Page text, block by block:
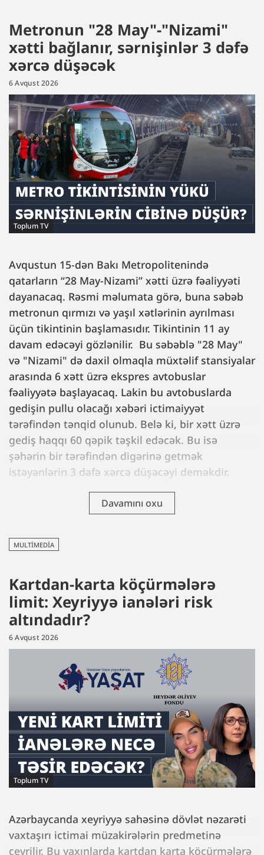
Metronun "28 May"-"Nizami"
xətti bağlanır, sərnişinlər 3 dəfə
xərcə düşəcək
6 Avqust 2026
Toplum TV
Avqustun 15-dən Bakı Metropolitenində
qatarların “28 May-Nizami” xətti üzrə fəaliyyəti
dayanacaq. Rəsmi məlumata görə, buna səbəb
metronun qırmızı və yaşıl xətlərinin ayrılması
üçün tikintinin başlamasıdır. Tikintinin 11 ay
davam edəcəyi gözlənilir. Bu səbəblə "28 May"
və "Nizami" də daxil olmaqla müxtəlif stansiyalar
arasında 6 xətt üzrə ekspres avtobuslar
fəaliyyətə başlayacaq. Lakin bu avtobuslarda
gedişin pullu olacağı xəbəri ictimaiyyət
tərəfindən tənqid olunub. Belə ki, bir xətt üzrə
gediş haqqı 60 qəpik təşkil edəcək. Bu isə
şəhərin bir tərəfindən digərinə getmək
istəyənlərin 3 dəfə xərcə düşəcəyi deməkdir.
Davamını oxu
MULTIMEDIA
Kartdan-karta köçürmələrə
limit: Xeyriyyə ianələri risk
altındadır?
6 Avqust 2026
Toplum TV
Azərbaycanda xeyriyyə sahəsinə dövlət nəzarəti
vaxtaşırı ictimai müzakirələrin predmetinə
çevrilir. Bu yaxınlarda kartdan karta köçürmələrə